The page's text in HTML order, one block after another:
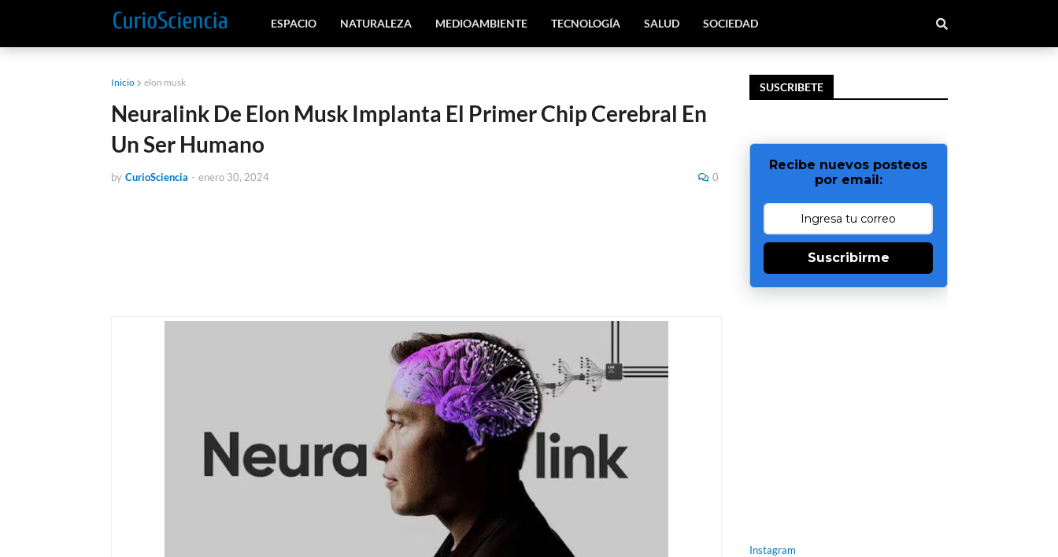
ESPACIO NATURALEZA MEDIOAMBIENTE TECNOLOGÍA SALUD SOCIEDAD
Inicio elon musk
Neuralink De Elon Musk Implanta El Primer Chip Cerebral En
Un Ser Humano
by CurioSciencia - enero 30, 2024 0
SUSCRIBETE
Recibe nuevos posteos
por email:
Suscribirme
Instagram